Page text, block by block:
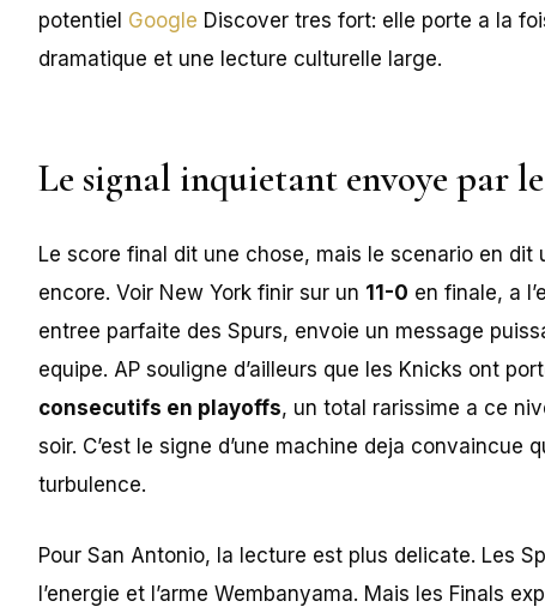
potentiel Google Discover tres fort: elle porte a la
dramatique et une lecture culturelle large.
Le signal inquietant envoye par
Le score final dit une chose, mais le scenario en
encore. Voir New York finir sur un 11-0 en finale, a
entree parfaite des Spurs, envoie un message
equipe. AP souligne d’ailleurs que les Knicks ont
consecutifs en playoffs, un total rarissime a ce
soir. C’est le signe d’une machine deja convaincue
turbulence.
Pour San Antonio, la lecture est plus delicate. Les
l’energie et l’arme Wembanyama. Mais les Finals